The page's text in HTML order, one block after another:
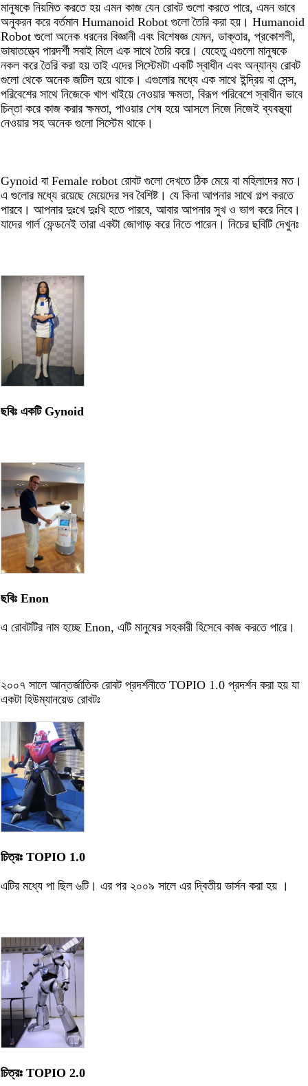
মানুষকে নিয়মিত করতে হয় এমন কাজ যেন রোবট গুলো করতে পারে, এমন ভাবে
অনুকরন করে বর্তমান Humanoid Robot গুলো তৈরি করা হয়। Humanoid
Robot গুলো অনেক ধরনের বিজ্ঞানী এবং বিশেষজ্ঞ যেমন, ডাক্তার, প্রকোশলী,
ভাষাতত্ত্বে পারদর্শী সবাই মিলে এক সাথে তৈরি করে। যেহেতু এগুলো মানুষকে
নকল করে তৈরি করা হয় তাই এদের সিস্টেমটা একটি স্বাধীন এবং অন্যান্য রোবট
গুলো থেকে অনেক জটিল হয়ে থাকে। এগুলোর মধ্যে এক সাথে ইন্দ্রিয় বা সেন্স,
পরিবেশের সাথে নিজেকে খাপ খাইয়ে নেওয়ার ক্ষমতা, বিরূপ পরিবেশে স্বাধীন ভাবে
চিন্তা করে কাজ করার ক্ষমতা, পাওয়ার শেষ হয়ে আসলে নিজে নিজেই ব্যবস্থ্যা
নেওয়ার সহ অনেক গুলো সিস্টেম থাকে।
Gynoid বা Female robot রোবট গুলো দেখতে ঠিক মেয়ে বা মহিলাদের মত।
এ গুলোর মধ্যে রয়েছে মেয়েদের সব বৈশিষ্ট। যে কিনা আপনার সাথে গল্প করতে
পারবে। আপনার দুঃখে দুঃখি হতে পারবে, আবার আপনার সুখ ও ভাগ করে নিবে।
যাদের গার্ল ফেন্ডনেই তারা একটা জোগাড় করে নিতে পারেন। নিচের ছবিটি দেখুনঃ
ছবিঃ একটি Gynoid
ছবিঃ Enon
এ রোবটটির নাম হচ্ছে Enon, এটি মানুষের সহকারী হিসেবে কাজ করতে পারে।
২০০৭ সালে আন্তর্জাতিক রোবট প্রদর্শনীতে TOPIO 1.0 প্রদর্শন করা হয় যা
একটা হিউম্যানয়েড রোবটঃ
চিত্রঃ TOPIO 1.0
এটির মধ্যে পা ছিল ৬টি। এর পর ২০০৯ সালে এর দ্বিতীয় ভার্সন করা হয় ।
চিত্রঃ TOPIO 2.0